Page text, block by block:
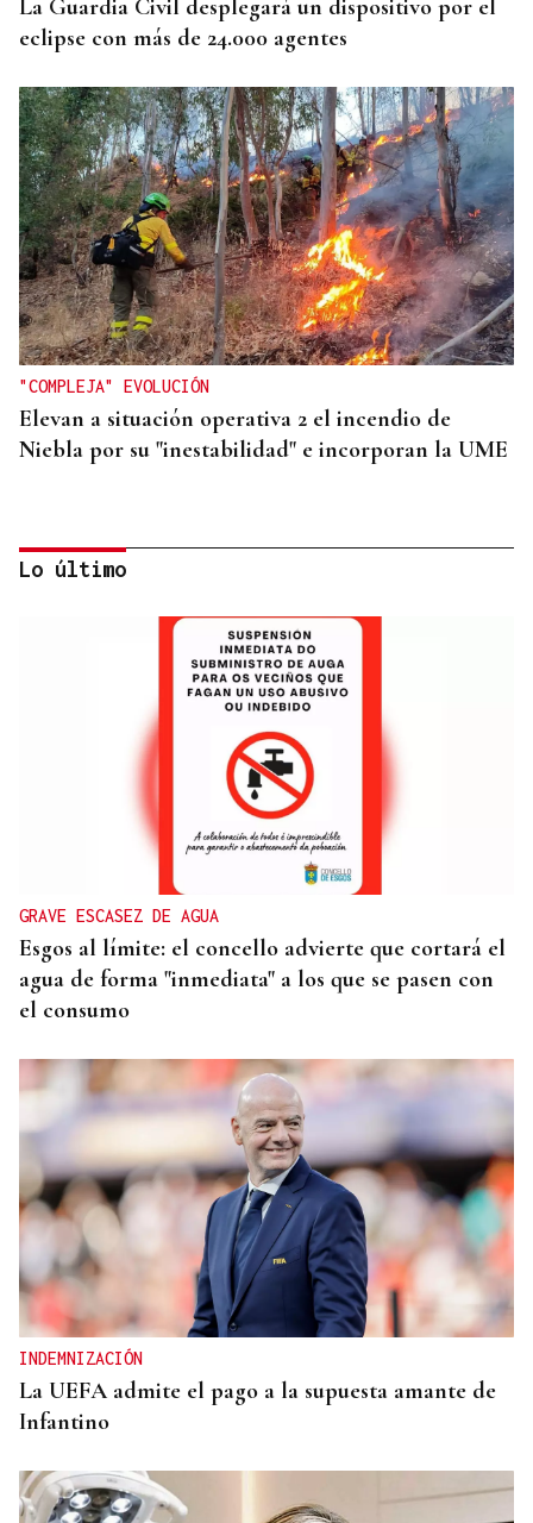
La Guardia Civil desplegará un dispositivo por el
eclipse con más de 24.000 agentes
"COMPLEJA" EVOLUCIÓN
Elevan a situación operativa 2 el incendio de
Niebla por su "inestabilidad" e incorporan la UME
Formentera, refugio de lujo discreto en el
Mediterráneo
Lo último
GRAVE ESCASEZ DE AGUA
Esgos al límite: el concello advierte que cortará el
agua de forma "inmediata" a los que se pasen con
el consumo
INDEMNIZACIÓN
La UEFA admite el pago a la supuesta amante de
Infantino